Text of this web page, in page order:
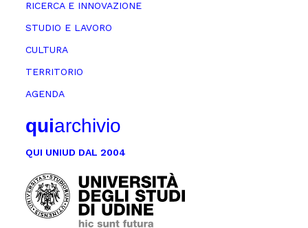
RICERCA E INNOVAZIONE
STUDIO E LAVORO
CULTURA
TERRITORIO
AGENDA
quiarchivio
QUI UNIUD DAL 2004